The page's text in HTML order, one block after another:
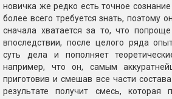
новичка же редко есть точное
более всего требуется знать, поэтому
сначала хватается за то, что
впоследствии, после целого ряда
суть дела и пополняет
например, что он, самым
приготовив и смешав все части
результате получит смесь,